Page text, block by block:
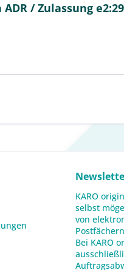
/ Zulassung e2:29
KARO
selbst
von
Bei KARO